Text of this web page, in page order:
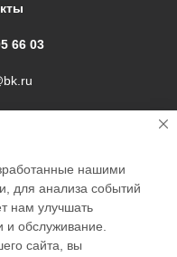
66 03
для рыбалки по
нашими
для анализа событий
нам улучшать
и обслуживание.
сайта, вы